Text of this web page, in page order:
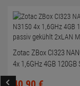
Zotac ZBox CI323
4x 1,6GHz 4GB 120GB
passiv gekühlt 2xLAN